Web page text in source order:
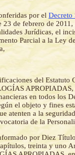
por el Decreto
23 de febrero de
Jurídicas, el
Parcial a la Ley
del Estatuto
APROPIADAS,
en todos los
el objeto y fines
atenten a la
de la
por Diez
treinta y uno